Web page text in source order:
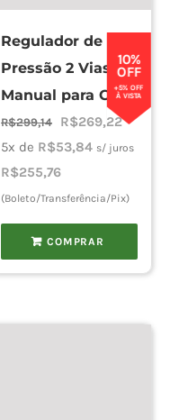
10%
OFF
+5% OFF
À VISTA
Regulador de
Pressão 2 Vias
Manual para CO2
R$299,14
O
preço
original
era:
R$299,14.
R$269,22O
preço
é:
5x de R$53,84 s/ juros
R$255,76
(Boleto/Transferência/Pix)
COMPRAR